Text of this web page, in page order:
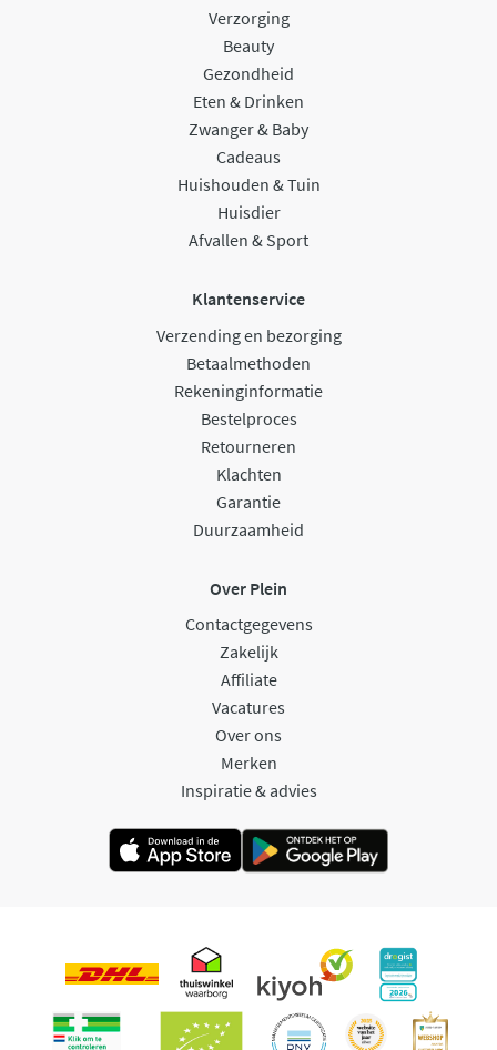
Verzorging
Beauty
Gezondheid
Eten & Drinken
Zwanger & Baby
Cadeaus
Huishouden & Tuin
Huisdier
Afvallen & Sport
Klantenservice
Verzending en bezorging
Betaalmethoden
Rekeninginformatie
Bestelproces
Retourneren
Klachten
Garantie
Duurzaamheid
Over Plein
Contactgegevens
Zakelijk
Affiliate
Vacatures
Over ons
Merken
Inspiratie & advies